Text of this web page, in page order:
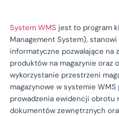
System WMS jest to program
Management System),
informatyczne pozwalające na
produktów na magazynie oraz
wykorzystanie przestrzeni
magazynowe w systemie
prowadzenia ewidencji obrotu
dokumentów zewnętrznych